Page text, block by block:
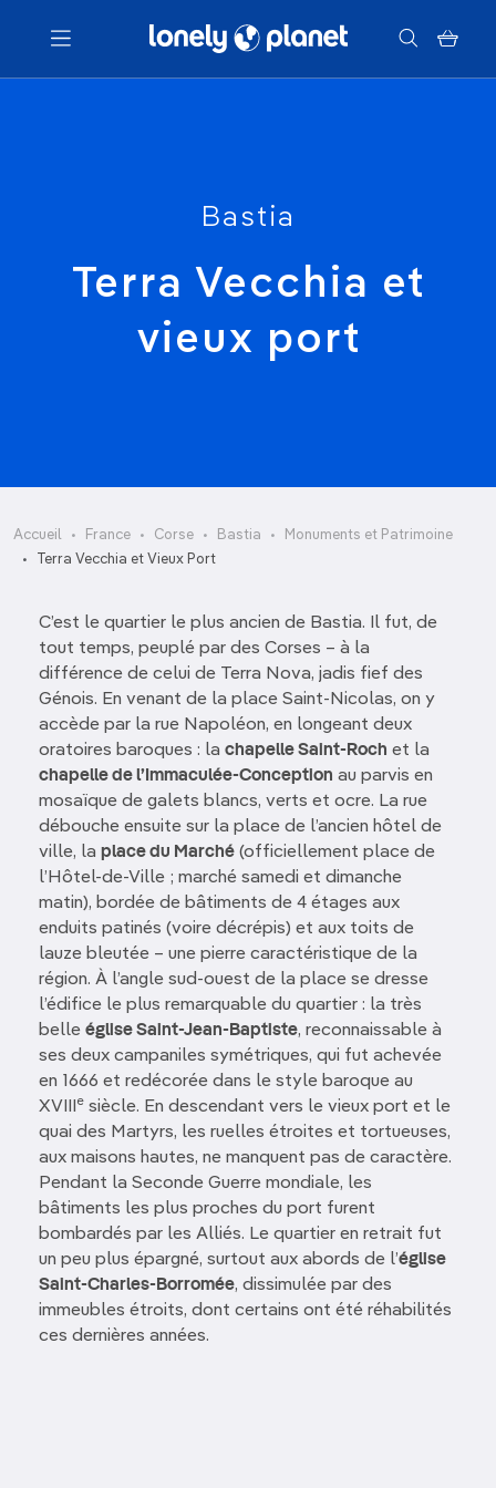
Menu
Bastia
Terra Vecchia et
vieux port
Accueil France Corse Bastia
Monuments et Patrimoine
Terra Vecchia et Vieux Port
C’est le quartier le plus ancien de Bastia. Il fut, de
tout temps, peuplé par des Corses – à la
différence de celui de Terra Nova, jadis fief des
Génois. En venant de la place Saint-Nicolas, on y
accède par la rue Napoléon, en longeant deux
oratoires baroques : la chapelle Saint-Roch et la
chapelle de l’Immaculée-Conception au parvis en
mosaïque de galets blancs, verts et ocre. La rue
débouche ensuite sur la place de l’ancien hôtel de
ville, la place du Marché (officiellement place de
l’Hôtel-de-Ville ; marché samedi et dimanche
matin), bordée de bâtiments de 4 étages aux
enduits patinés (voire décrépis) et aux toits de
lauze bleutée – une pierre caractéristique de la
région. À l’angle sud-ouest de la place se dresse
l’édifice le plus remarquable du quartier : la très
belle église Saint-Jean-Baptiste, reconnaissable à
ses deux campaniles symétriques, qui fut achevée
en 1666 et redécorée dans le style baroque au
XVIII
e siècle. En descendant vers le vieux port et le
quai des Martyrs, les ruelles étroites et tortueuses,
aux maisons hautes, ne manquent pas de caractère.
Pendant la Seconde Guerre mondiale, les
bâtiments les plus proches du port furent
bombardés par les Alliés. Le quartier en retrait fut
un peu plus épargné, surtout aux abords de l’église
Saint-Charles-Borromée, dissimulée par des
immeubles étroits, dont certains ont été réhabilités
ces dernières années.